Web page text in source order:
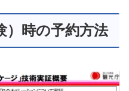
）時の予約方法